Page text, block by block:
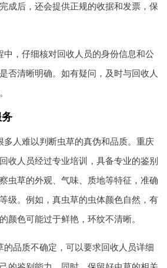
成后，还会提供正规的收据和发票，保
中，仔细核对回收人员的身份信息和公
否清晰明确。如有疑问，及时与回收人
务
多人难以判断虫草的真伪和品质。重庆
收人员经过专业培训，具备专业的鉴别
虫草的外观、气味、质地等特征，准确
级。例如，真虫草的虫体颜色自然，有
颜色可能过于鲜艳，环纹不清晰。
的品质不确定，可以要求回收人员详细